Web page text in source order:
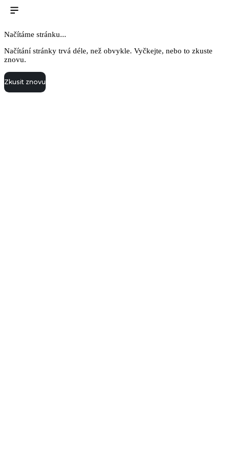
Načítáme stránku...
Načítání stránky trvá déle, než obvykle. Vyčkejte, nebo to zkuste
znovu.
Zkusit znovu